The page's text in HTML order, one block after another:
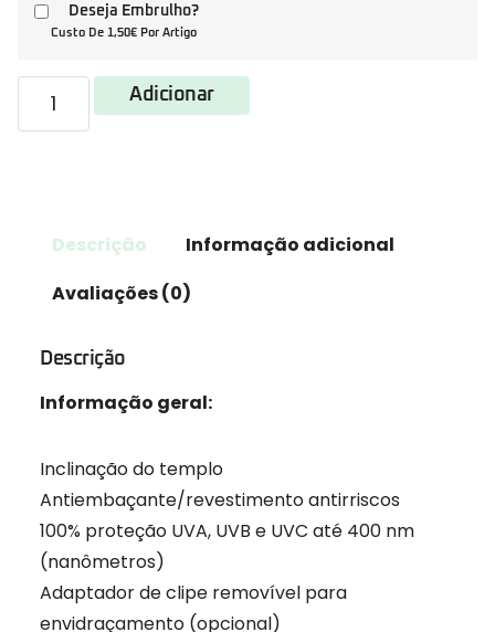
Deseja Embrulho?
Custo De 1,50€ Por Artigo
Adicionar
Descrição
Informação adicional
Avaliações (0)
Descrição
Informação geral:
Inclinação do templo
Antiembaçante/revestimento antirriscos
100% proteção UVA, UVB e UVC até 400 nm
(nanômetros)
Adaptador de clipe removível para
envidraçamento (opcional)